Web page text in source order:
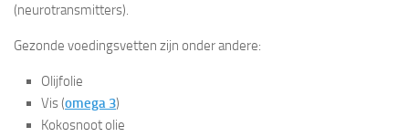
(neurotransmitters).
Gezonde voedingsvetten zijn onder andere:
Olijfolie
Vis (omega 3)
Kokosnoot olie